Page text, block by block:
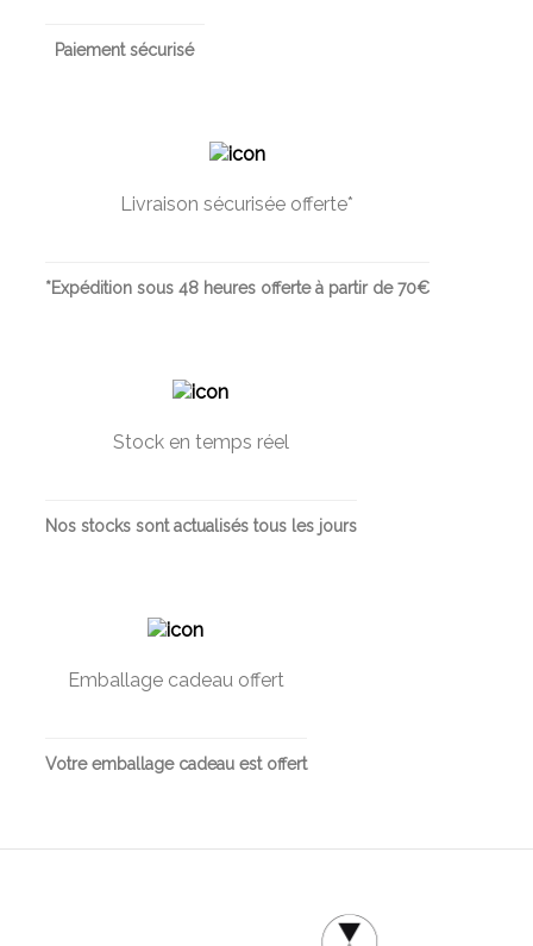
Paiement sécurisé
Livraison sécurisée offerte*
*Expédition sous 48 heures offerte à partir de 70€
Stock en temps réel
Nos stocks sont actualisés tous les jours
Emballage cadeau offert
Votre emballage cadeau est offert